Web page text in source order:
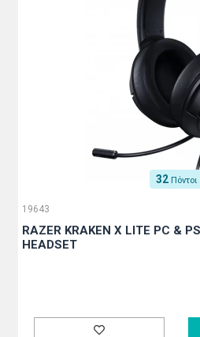
32 Πόντοι
19643
RAZER KRAKEN X LITE PC &
HEADSET